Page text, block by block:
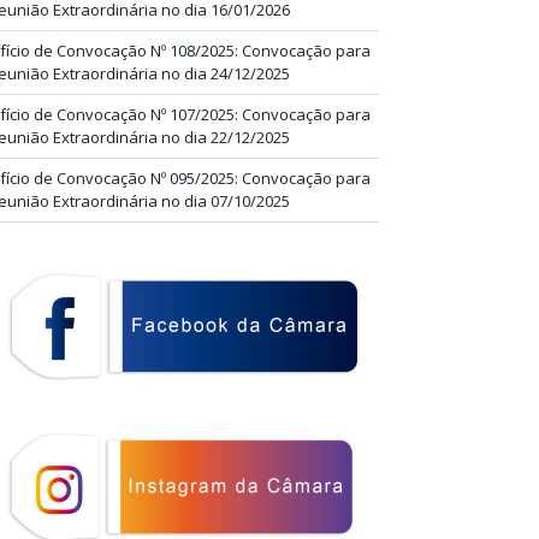
Extraordinária no dia 16/01/2026
de Convocação Nº 108/2025: Convocação para
Extraordinária no dia 24/12/2025
de Convocação Nº 107/2025: Convocação para
Extraordinária no dia 22/12/2025
de Convocação Nº 095/2025: Convocação para
Extraordinária no dia 07/10/2025